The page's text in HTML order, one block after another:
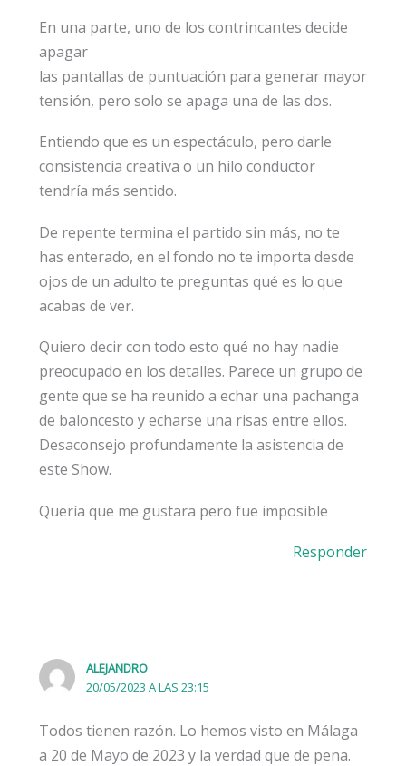
En una parte, uno de los contrincantes decide
apagar
las pantallas de puntuación para generar mayor
tensión, pero solo se apaga una de las dos.
Entiendo que es un espectáculo, pero darle
consistencia creativa o un hilo conductor
tendría más sentido.
De repente termina el partido sin más, no te
has enterado, en el fondo no te importa desde
ojos de un adulto te preguntas qué es lo que
acabas de ver.
Quiero decir con todo esto qué no hay nadie
preocupado en los detalles. Parece un grupo de
gente que se ha reunido a echar una pachanga
de baloncesto y echarse una risas entre ellos.
Desaconsejo profundamente la asistencia de
este Show.
Quería que me gustara pero fue imposible
Responder
ALEJANDRO
20/05/2023 A LAS 23:15
Todos tienen razón. Lo hemos visto en Málaga
a 20 de Mayo de 2023 y la verdad que de pena.